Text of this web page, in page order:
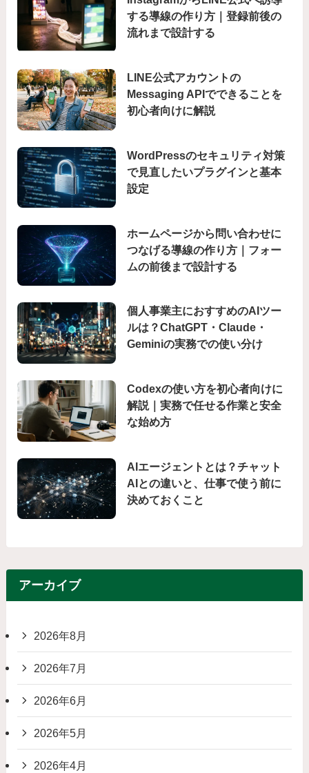
する導線の作り方｜登録前後の
流れまで設計する
LINE公式アカウントの
Messaging APIでできることを
初心者向けに解説
WordPressのセキュリティ対策
で見直したいプラグインと基本
設定
ホームページから問い合わせに
つなげる導線の作り方｜フォー
ムの前後まで設計する
個人事業主におすすめのAIツー
ルは？ChatGPT・Claude・
Geminiの実務での使い分け
Codexの使い方を初心者向けに
解説｜実務で任せる作業と安全
な始め方
AIエージェントとは？チャット
AIとの違いと、仕事で使う前に
決めておくこと
アーカイブ
2026年8月
2026年7月
2026年6月
2026年5月
2026年4月